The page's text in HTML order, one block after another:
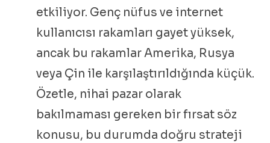
etkiliyor. Genç nüfus ve internet
kullanıcısı rakamları gayet yüksek,
ancak bu rakamlar Amerika, Rusya
veya Çin ile karşılaştırıldığında küçük.
Özetle, nihai pazar olarak
bakılmaması gereken bir fırsat söz
konusu, bu durumda doğru strateji